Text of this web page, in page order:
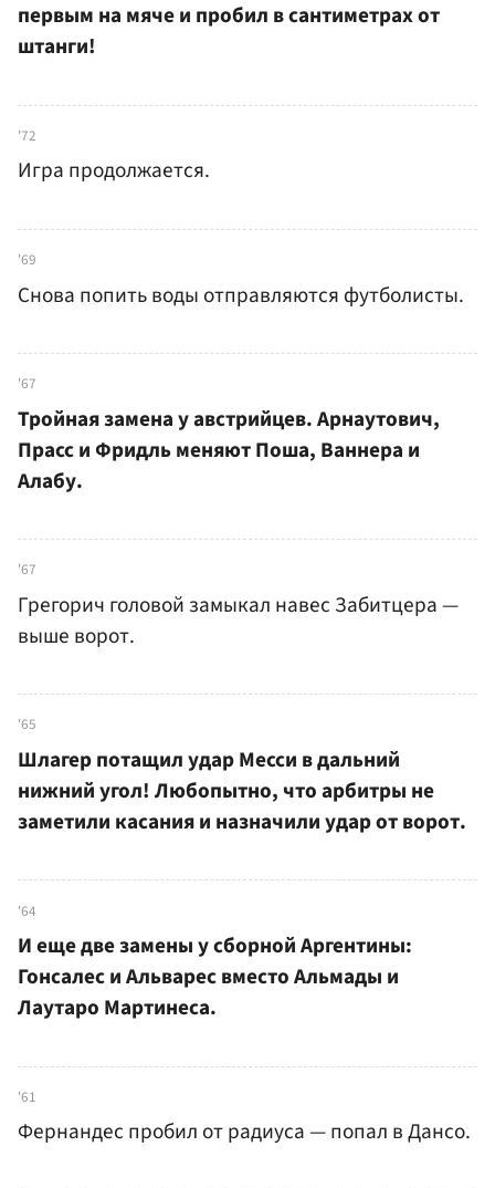
первым на мяче и пробил в сантиметрах от
штанги!
'72
Игра продолжается.
'69
Снова попить воды отправляются футболисты.
'67
Тройная замена у австрийцев. Арнаутович,
Прасс и Фридль меняют Поша, Ваннера и
Алабу.
'67
Грегорич головой замыкал навес Забитцера —
выше ворот.
'65
Шлагер потащил удар Месси в дальний
нижний угол! Любопытно, что арбитры не
заметили касания и назначили удар от ворот.
'64
И еще две замены у сборной Аргентины:
Гонсалес и Альварес вместо Альмады и
Лаутаро Мартинеса.
'61
Фернандес пробил от радиуса — попал в Дансо.